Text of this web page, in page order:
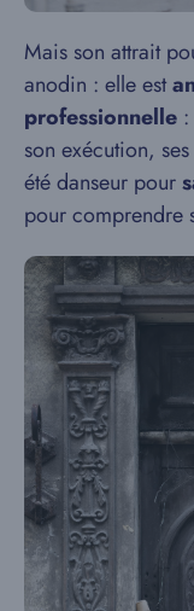
Mais son attrait
anodin : elle est
professionnelle
son exécution,
été danseur pour
pour comprendre